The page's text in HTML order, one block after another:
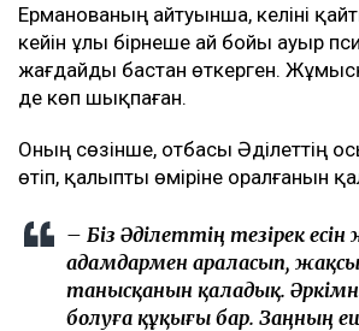
Ерманованың айтуынша, келіні
кейін ұлы бірнеше ай бойы ауыр
жағдайды бастан өткерген.
де көп шықпаған.
Оның сөзінше, отбасы Әділеттің
өтіп, қалыпты өміріне оралғанын
– Біз Әділеттің тезірек
адамдармен араласып,
танысқанын қаладық.
болуға құқығы бар. Заңның